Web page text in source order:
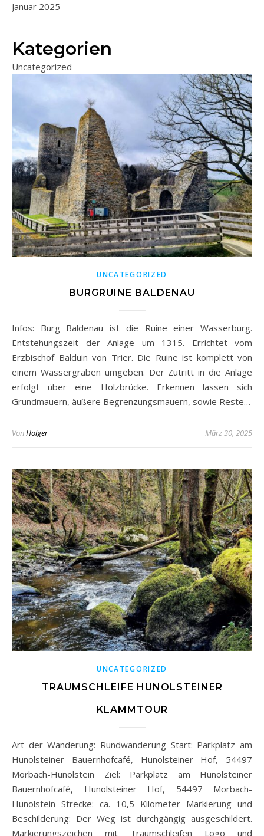
Januar 2025
Kategorien
Uncategorized
UNCATEGORIZED
BURGRUINE BALDENAU
Infos: Burg Baldenau ist die Ruine einer Wasserburg.
Entstehungszeit der Anlage um 1315. Errichtet vom
Erzbischof Balduin von Trier. Die Ruine ist komplett von
einem Wassergraben umgeben. Der Zutritt in die Anlage
erfolgt über eine Holzbrücke. Erkennen lassen sich
Grundmauern, äußere Begrenzungsmauern, sowie Reste…
VonHolger März 30, 2025
UNCATEGORIZED
TRAUMSCHLEIFE HUNOLSTEINER
KLAMMTOUR
Art der Wanderung: Rundwanderung Start: Parkplatz am
Hunolsteiner Bauernhofcafé, Hunolsteiner Hof, 54497
Morbach-Hunolstein Ziel: Parkplatz am Hunolsteiner
Bauernhofcafé, Hunolsteiner Hof, 54497 Morbach-
Hunolstein Strecke: ca. 10,5 Kilometer Markierung und
Beschilderung: Der Weg ist durchgängig ausgeschildert.
Markierungszeichen mit Traumschleifen Logo und